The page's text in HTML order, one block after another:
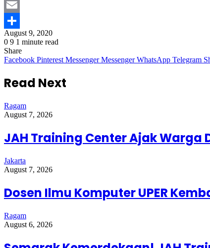
Twitter
Email
Share
August 9, 2020
0 9 1 minute read
Share
Facebook Pinterest Messenger Messenger WhatsApp Telegram
Read Next
Ragam
August 7, 2026
JAH Training Center Ajak Warga
Jakarta
August 7, 2026
Dosen Ilmu Komputer UPER
Ragam
August 6, 2026